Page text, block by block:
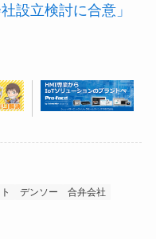
設立検討に合意」
デンソー
合弁会社